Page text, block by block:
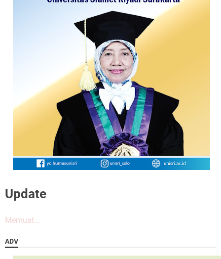
Update
Memuat...
ADV